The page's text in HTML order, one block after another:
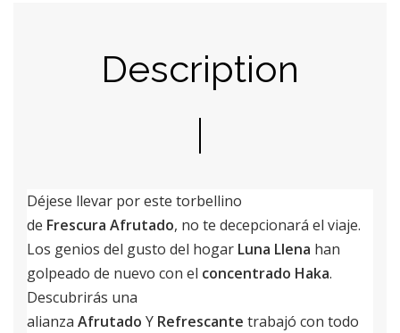
Description
Déjese llevar por este torbellino
de Frescura Afrutado, no te decepcionará el viaje.
Los genios del gusto del hogar Luna Llena han
golpeado de nuevo con el concentrado Haka.
Descubrirás una
alianza Afrutado Y Refrescante trabajó con todo